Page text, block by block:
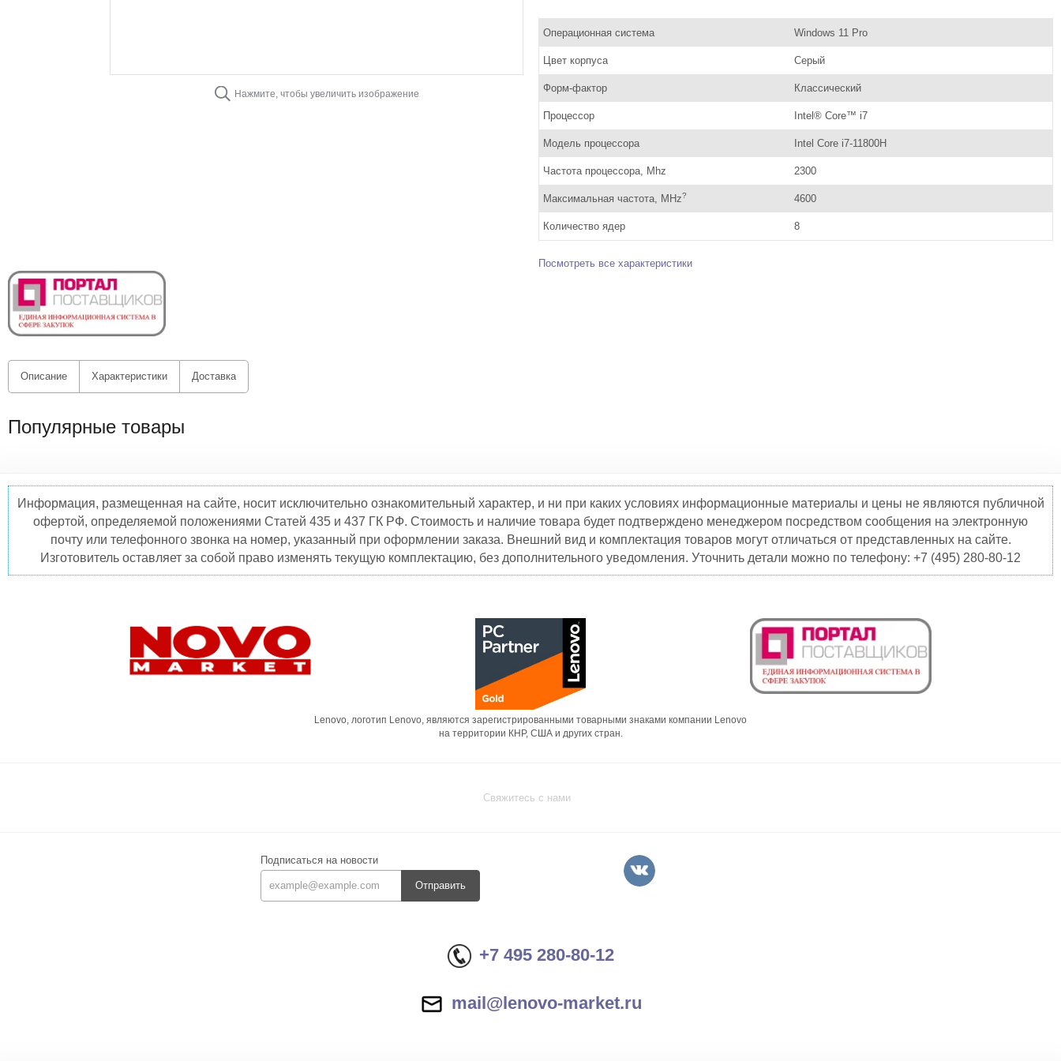
Нажмите, чтобы увеличить изображение
Операционная система Windows 11 Pro
Цвет корпуса Серый
Форм-фактор Классический
Процессор Intel® Core™ i7
Модель процессора Intel Core i7-11800H
Частота процессора, Mhz 2300
Максимальная частота, MHz? 4600
Количество ядер 8
Посмотреть все характеристики
Описание Характеристики Доставка
Популярные товары
Информация, размещенная на сайте, носит исключительно ознакомительный характер, и ни при каких условиях информационные материалы и цены не являются публичной
офертой, определяемой положениями Статей 435 и 437 ГК РФ. Стоимость и наличие товара будет подтверждено менеджером посредством сообщения на электронную
почту или телефонного звонка на номер, указанный при оформлении заказа. Внешний вид и комплектация товаров могут отличаться от представленных на сайте.
Изготовитель оставляет за собой право изменять текущую комплектацию, без дополнительного уведомления. Уточнить детали можно по телефону: +7 (495) 280-80-12
Lenovo, логотип Lenovo, являются зарегистрированными товарными знаками компании Lenovo
на территории КНР, США и других стран.
Свяжитесь с нами
Подписаться на новости
Отправить
+7 495 280-80-12
mail@lenovo-market.ru